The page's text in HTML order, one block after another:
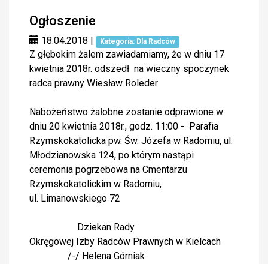
Ogłoszenie
18.04.2018 | Kategoria: Dla Radców
Z głębokim żalem zawiadamiamy, że w dniu 17
kwietnia 2018r. odszedł na wieczny spoczynek
radca prawny Wiesław Roleder
Nabożeństwo żałobne zostanie odprawione w
dniu 20 kwietnia 2018r., godz. 11:00 - Parafia
Rzymskokatolicka pw. Św. Józefa w Radomiu, ul.
Młodzianowska 124, po którym nastąpi
ceremonia pogrzebowa na Cmentarzu
Rzymskokatolickim w Radomiu,
ul. Limanowskiego 72
Dziekan Rady
Okręgowej Izby Radców Prawnych w Kielcach
/-/ Helena Górniak